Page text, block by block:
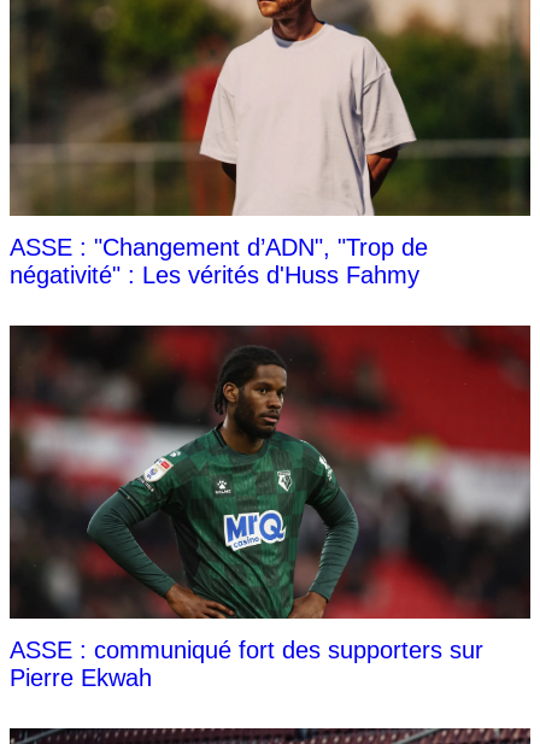
ASSE : "Changement d’ADN", "Trop de
négativité" : Les vérités d'Huss Fahmy
ASSE : communiqué fort des supporters sur
Pierre Ekwah